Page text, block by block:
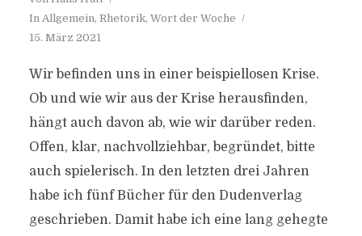
In Allgemein, Rhetorik, Wort der Woche
15. März 2021
Wir befinden uns in einer beispiellosen Krise.
Ob und wie wir aus der Krise herausfinden,
hängt auch davon ab, wie wir darüber reden.
Offen, klar, nachvollziehbar, begründet, bitte
auch spielerisch. In den letzten drei Jahren
habe ich fünf Bücher für den Dudenverlag
geschrieben. Damit habe ich eine lang gehegte